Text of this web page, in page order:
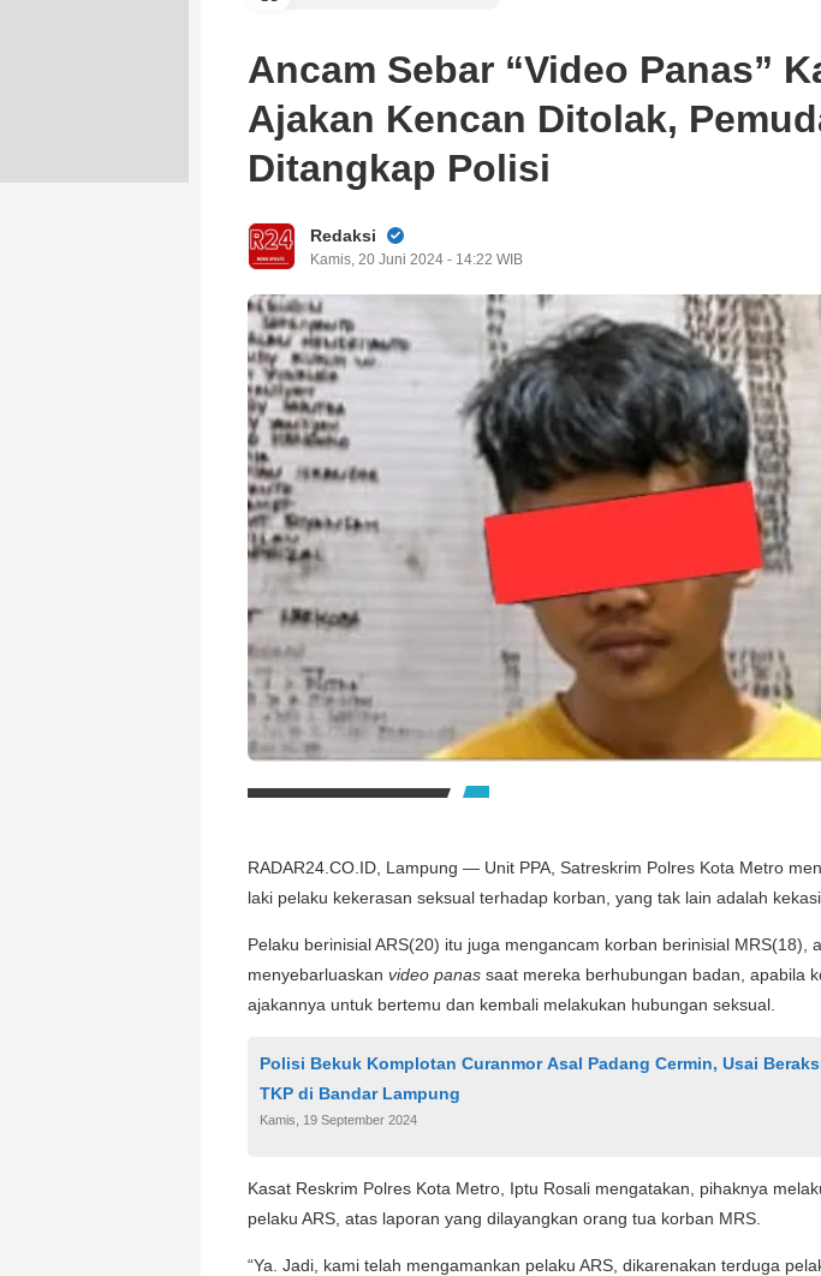
Ancam Sebar “Video Panas”
Ajakan Kencan Ditolak,
Ditangkap Polisi
Redaksi
Kamis, 20 Juni 2024 - 14:22 WIB
RADAR24.CO.ID, Lampung — Unit PPA, Satreskrim Polres Kota Metro
laki pelaku kekerasan seksual terhadap korban, yang tak lain adalah
Pelaku berinisial ARS(20) itu juga mengancam korban berinisial MRS(18),
menyebarluaskan video panas saat mereka berhubungan badan, apabila
ajakannya untuk bertemu dan kembali melakukan hubungan seksual.
Polisi Bekuk Komplotan Curanmor Asal Padang Cermin, Usai
TKP di Bandar Lampung
Kamis, 19 September 2024
Kasat Reskrim Polres Kota Metro, Iptu Rosali mengatakan, pihaknya
pelaku ARS, atas laporan yang dilayangkan orang tua korban MRS.
“Ya. Jadi, kami telah mengamankan pelaku ARS, dikarenakan terduga